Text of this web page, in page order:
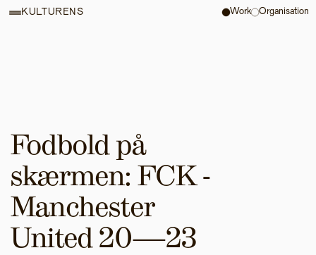
Fodbold på
skærmen: FCK -
Manchester
United 20—23
KULTURENS Work Organisation